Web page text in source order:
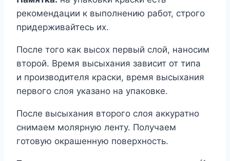
рекомендации к выполнению работ, строго
придерживайтесь их.
После того как высох первый слой, наносим
второй. Время высыхания зависит от типа
и производителя краски, время высыхания
первого слоя указано на упаковке.
После высыхания второго слоя аккуратно
снимаем молярную ленту. Получаем
готовую окрашенную поверхность.